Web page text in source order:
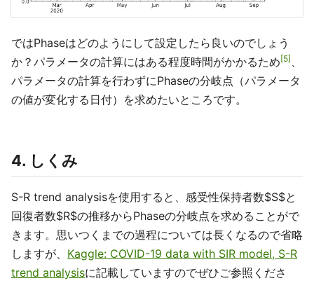
ではPhaseはどのようにして設定したら良いのでしょう
か？パラメータの計算にはある程度時間がかかるため 5
パラメータの計算を行わずにPhaseの分岐点（パラメータ
の値が変化する日付）を求めたいところです。
4. しくみ
S-R trend analysisを使用すると、感受性保持者数$S$と
回復者数$R$の推移からPhaseの分岐点を求めることがで
きます。思いつくまでの過程については長くなるので省略
しますが、 Kaggle: COVID-19 data with SIR model, S-R
trend analysisに記載していますのでぜひご参照くださ